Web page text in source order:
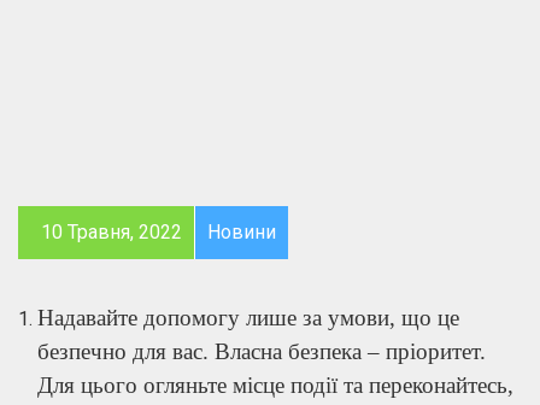
10 Травня, 2022 Новини
Надавайте допомогу лише за умови, що це
безпечно для вас. Власна безпека – пріоритет.
Для цього огляньте місце події та переконайтесь,